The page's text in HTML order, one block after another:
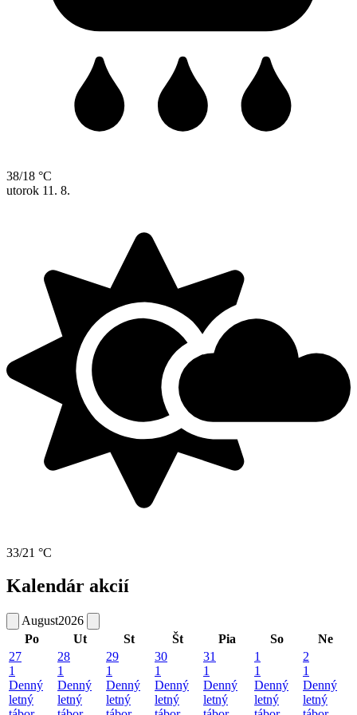
38/18 °C
utorok 11. 8.
33/21 °C
Kalendár akcií
August2026
Po
Ut St Št Pia So
Ne
27
1
Denný
letný
28
1
Denný
letný
29
1
Denný
letný
30
1
Denný
letný
31
1
Denný
letný
1
1
Denný
letný
2
1
Denný
letný